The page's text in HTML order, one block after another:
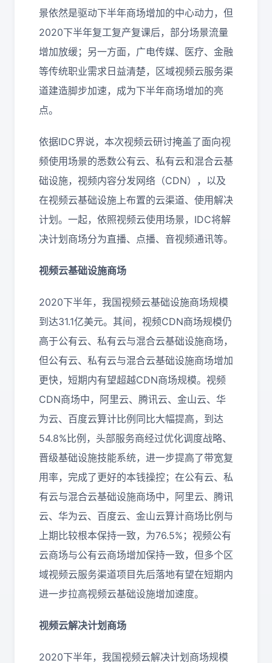
景依然是驱动下半年商场增加的中心动力，但
2020下半年复工复产复课后，部分场景流量
增加放缓；另一方面，广电传媒、医疗、金融
等传统职业需求日益清楚，区域视频云服务渠
道建造脚步加速，成为下半年商场增加的亮
点。
依据IDC界说，本次视频云研讨掩盖了面向视
频使用场景的悉数公有云、私有云和混合云基
础设施，视频内容分发网络（CDN），以及
在视频云基础设施上布置的云渠道、使用解决
计划。一起，依照视频云使用场景，IDC将解
决计划商场分为直播、点播、音视频通讯等。
视频云基础设施商场
2020下半年，我国视频云基础设施商场规模
到达31.1亿美元。其间，视频CDN商场规模仍
高于公有云、私有云与混合云基础设施商场，
但公有云、私有云与混合云基础设施商场增加
更快，短期内有望超越CDN商场规模。视频
CDN商场中，阿里云、腾讯云、金山云、华
为云、百度云算计比例同比大幅提高，到达
54.8%比例，头部服务商经过优化调度战略、
晋级基础设施技能系统，进一步提高了带宽复
用率，完成了更好的本钱操控；在公有云、私
有云与混合云基础设施商场中，阿里云、腾讯
云、华为云、百度云、金山云算计商场比例与
上期比较根本保持一致，为76.5%；视频公有
云商场与公有云商场增加保持一致，但多个区
域视频云服务渠道项目先后落地有望在短期内
进一步拉高视频云基础设施增加速度。
视频云解决计划商场
2020下半年，我国视频云解决计划商场规模